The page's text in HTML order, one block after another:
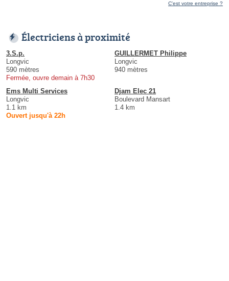
C'est votre entreprise ?
Électriciens à proximité
3.S.p.
Longvic
590 mètres
Fermée, ouvre demain à 7h30
GUILLERMET Philippe
Longvic
940 mètres
Ems Multi Services
Longvic
1.1 km
Ouvert jusqu'à 22h
Djam Elec 21
Boulevard Mansart
1.4 km